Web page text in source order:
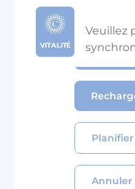
VITALITÉ
Veuillez
Annuler